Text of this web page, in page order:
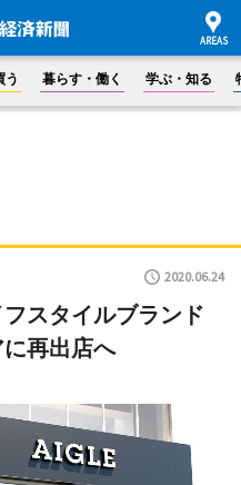
う 暮らす・働く 学ぶ・知る
2020.06.24
スタイルブランド
再出店へ